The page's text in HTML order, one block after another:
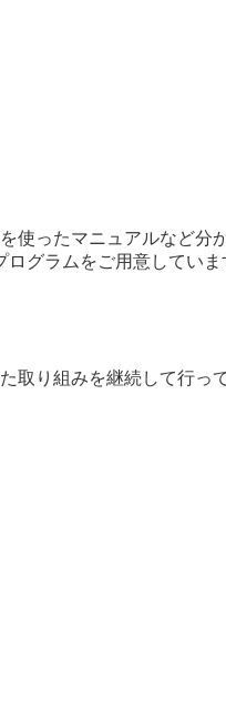
ったマニュアルなど分
グラムをご用意してい
取り組みを継続して行っ